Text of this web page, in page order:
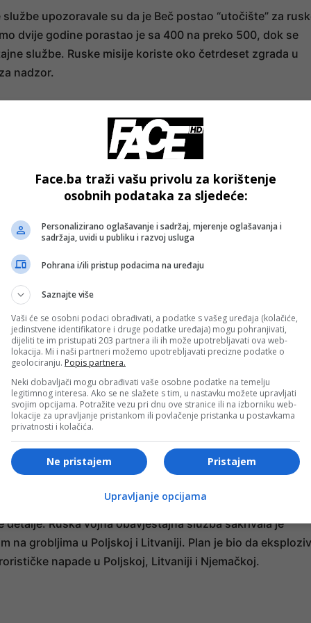
upozoravale su da je Beč postao “utočište” za
dvije godine porastao je sa 400 na preko 500, dok se
službe. Ruske misije koriste oko četrdeset zgrada u
nadzor.
količine gotovine kopnenim putem u Austriju, gdje
diplomatskim pokrićem. Ovaj sistem koristi se za
austrijskih političara s ruskim energetskim gigantima.
Lukoilai MTS-a, dok je bivša ministrica Karin Kneissl
u Rusiju, gdje je aktivno učestvovala u širenju
bivšeg obavještajca Egista Otta, optuženog da je
Također, novinari TASS-a u Beču osumnjičeni su da
detalje: Ruska vojna obavještajna služba sakrivala je
na grobljima u Poljskoj i Litvaniji. Plan je bio da eksploziv
napade u Poljskoj, Litvaniji i Njemačkoj.
Face.ba traži vašu privolu za korištenje
osobnih podataka za sljedeće:
Personalizirano oglašavanje i sadržaj, mjerenje oglašavanja i
sadržaja, uvidi u publiku i razvoj usluga
Pohrana i/ili pristup podacima na uređaju
Saznajte više
Vaši će se osobni podaci obrađivati, a podatke s vašeg uređaja (kolačiće,
jedinstvene identifikatore i druge podatke uređaja) mogu pohranjivati,
dijeliti te im pristupati 203 partnera ili ih može upotrebljavati ova web-
lokacija. Mi i naši partneri možemo upotrebljavati precizne podatke o
geolociranju. Popis partnera.
Neki dobavljači mogu obrađivati vaše osobne podatke na temelju
legitimnog interesa. Ako se ne slažete s tim, u nastavku možete upravljati
svojim opcijama. Potražite vezu pri dnu ove stranice ili na izborniku web-
lokacije za upravljanje pristankom ili povlačenje pristanka u postavkama
privatnosti i kolačića.
Pristajem
Ne pristajem
Upravljanje opcijama